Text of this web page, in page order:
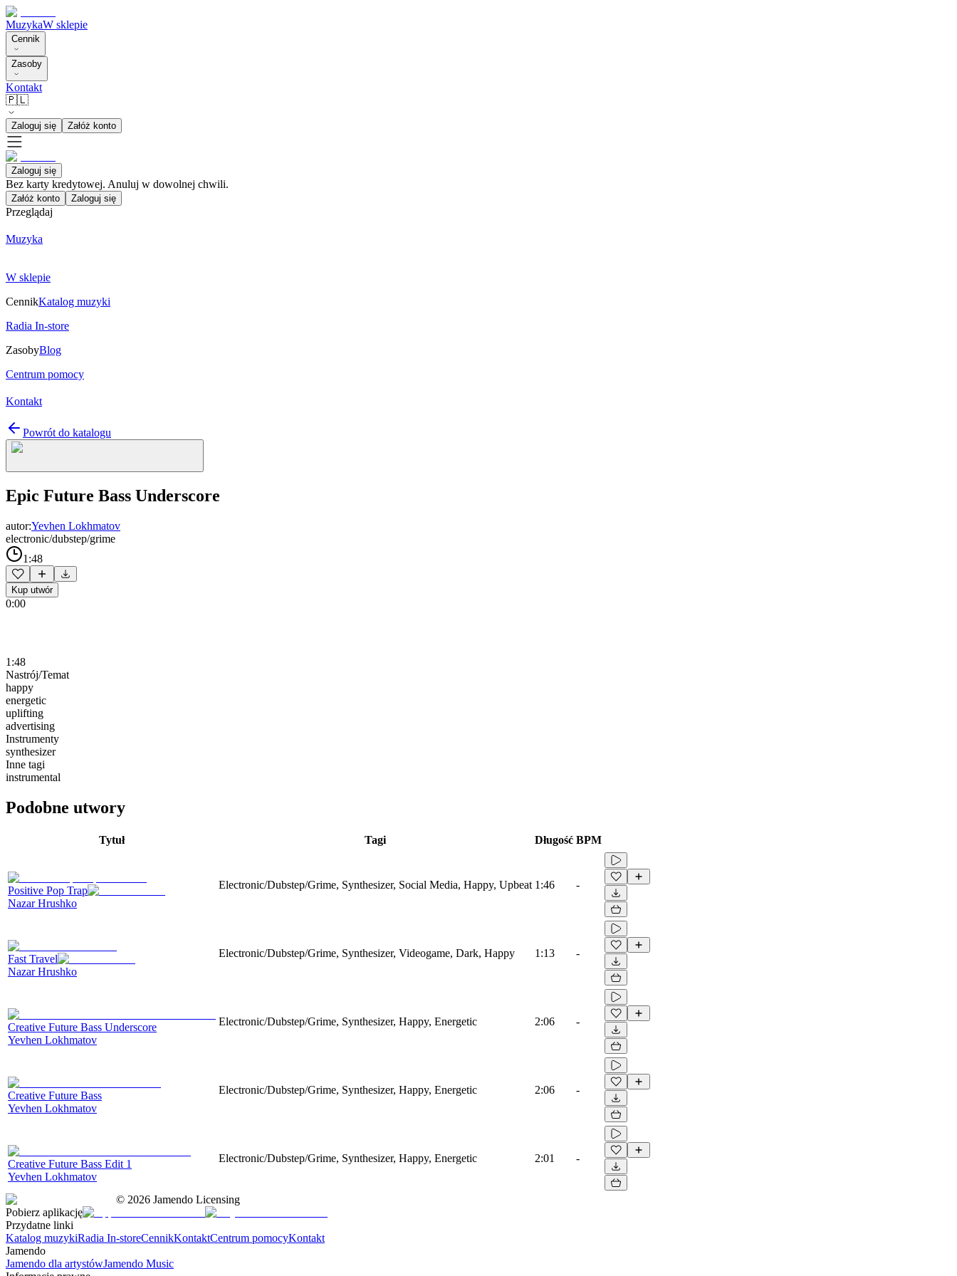
MuzykaW sklepie
Cennik
Zasoby
Kontakt
🇵🇱
Zaloguj się Załóż konto
Zaloguj się
Bez karty kredytowej. Anuluj w dowolnej chwili.
Załóż konto Zaloguj się
Przeglądaj
Muzyka
W sklepie
CennikKatalog muzyki
Radia In-store
ZasobyBlog
Centrum pomocy
Kontakt
Powrót do katalogu
Epic Future Bass Underscore
autor:Yevhen Lokhmatov
electronic/dubstep/grime
1:48
Kup utwór
0:00
1:48
Nastrój/Temat
happy
energetic
uplifting
advertising
Instrumenty
synthesizer
Inne tagi
instrumental
Podobne utwory
Tytuł Tagi Długość BPM
Positive Pop Trap
Nazar Hrushko
Electronic/Dubstep/Grime, Synthesizer, Social Media, Happy, Upbeat 1:46 -
Fast Travel
Nazar Hrushko
Electronic/Dubstep/Grime, Synthesizer, Videogame, Dark, Happy 1:13 -
Creative Future Bass Underscore
Yevhen Lokhmatov
Electronic/Dubstep/Grime, Synthesizer, Happy, Energetic 2:06 -
Creative Future Bass
Yevhen Lokhmatov
Electronic/Dubstep/Grime, Synthesizer, Happy, Energetic 2:06 -
Creative Future Bass Edit 1
Yevhen Lokhmatov
Electronic/Dubstep/Grime, Synthesizer, Happy, Energetic 2:01 -
© 2026 Jamendo Licensing
Pobierz aplikację
Przydatne linki
Katalog muzykiRadia In-storeCennikKontaktCentrum pomocyKontakt
Jamendo
Jamendo dla artystówJamendo Music